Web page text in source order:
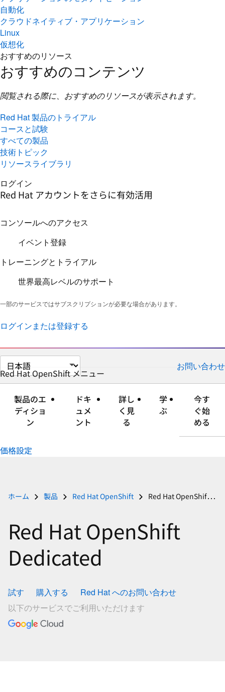
自動化
クラウドネイティブ・アプリケーション
Linux
仮想化
おすすめのリソース
おすすめのコンテンツ
閲覧される際に、おすすめのリソースが表示されます。
Red Hat 製品のトライアル
コースと試験
すべての製品
技術トピック
リソースライブラリ
ログイン
Red Hat アカウントをさらに有効活用
コンソールへのアクセス
イベント登録
トレーニングとトライアル
世界最高レベルのサポート
一部のサービスではサブスクリプションが必要な場合があります。
ログインまたは登録する
ペ
ー
ジ
択
お問い合わせ
Red Hat OpenShiftメニュー
開
り
製品のエ
ディショ
ン
ドキ
ュメ
ント
詳し
く見
る
学
ぶ
今す
ぐ始
める
価格設定
ホーム 製品 Red Hat OpenShift Red Hat OpenShift Dedicated
Red Hat OpenShift
Dedicated
試す 購入する
Red Hat へのお問い合わせ
以下のサービスでご利用いただけます